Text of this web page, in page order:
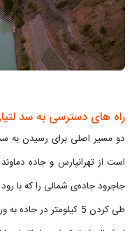
راه های دسترسی به سد
دو مسیر اصلی برای رسیدن به
است از تهرانپارس و جاده
جاجرود جاده‌ی شمالی را که با
طی کردن 5 کیلومتر در